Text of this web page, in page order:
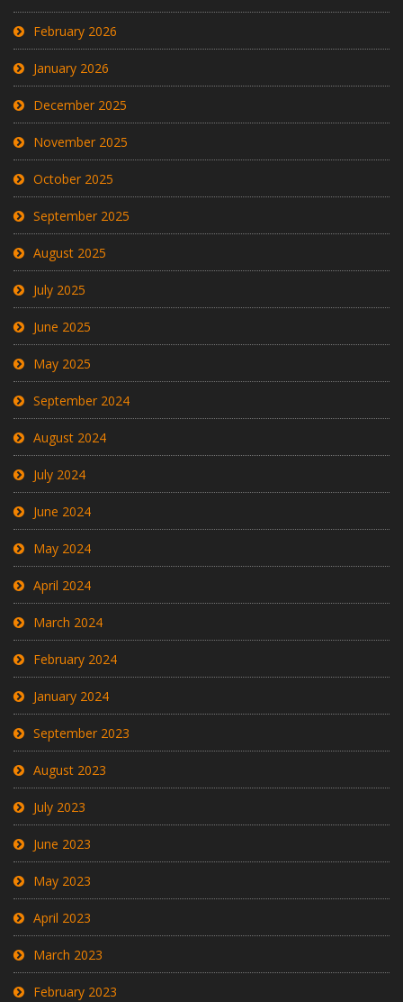
February 2026
January 2026
December 2025
November 2025
October 2025
September 2025
August 2025
July 2025
June 2025
May 2025
September 2024
August 2024
July 2024
June 2024
May 2024
April 2024
March 2024
February 2024
January 2024
September 2023
August 2023
July 2023
June 2023
May 2023
April 2023
March 2023
February 2023